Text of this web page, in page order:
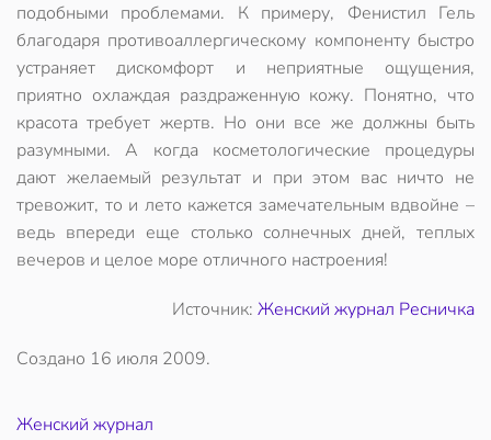
подобными проблемами. К примеру, Фенистил Гель
благодаря противоаллергическому компоненту быстро
устраняет дискомфорт и неприятные ощущения,
приятно охлаждая раздраженную кожу. Понятно, что
красота требует жертв. Но они все же должны быть
разумными. А когда косметологические процедуры
дают желаемый результат и при этом вас ничто не
тревожит, то и лето кажется замечательным вдвойне –
ведь впереди еще столько солнечных дней, теплых
вечеров и целое море отличного настроения!
Источник: Женский журнал Ресничка
Создано 16 июля 2009.
Женский журнал